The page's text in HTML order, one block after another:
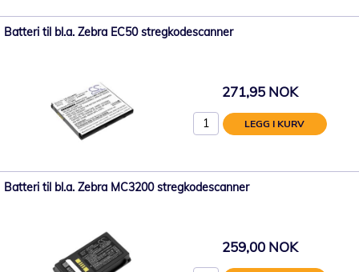
Batteri til bl.a. Zebra EC50 stregkodescanner
271,95 NOK
LEGG I KURV
Batteri til bl.a. Zebra MC3200 stregkodescanner
259,00 NOK